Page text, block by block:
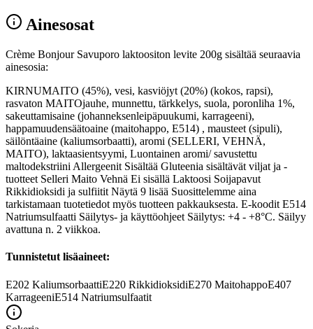
Ainesosat
Crème Bonjour Savuporo laktoositon levite 200g sisältää seuraavia
ainesosia:
KIRNUMAITO (45%), vesi, kasviöjyt (20%) (kokos, rapsi),
rasvaton MAITOjauhe, munnettu, tärkkelys, suola, poronliha 1%,
sakeuttamisaine (johanneksenleipäpuukumi, karrageeni),
happamuudensäätoaine (maitohappo, E514) , mausteet (sipuli),
säilöntäaine (kaliumsorbaatti), aromi (SELLERI, VEHNÄ,
MAITO), laktaasientsyymi, Luontainen aromi/ savustettu
maltodekstriini Allergeenit Sisältää Gluteenia sisältävät viljat ja -
tuotteet Selleri Maito Vehnä Ei sisällä Laktoosi Soijapavut
Rikkidioksidi ja sulfiitit Näytä 9 lisää Suosittelemme aina
tarkistamaan tuotetiedot myös tuotteen pakkauksesta. E-koodit E514
Natriumsulfaatti Säilytys- ja käyttöohjeet Säilytys: +4 - +8°C. Säilyy
avattuna n. 2 viikkoa.
Tunnistetut lisäaineet:
E202 KaliumsorbaattiE220 RikkidioksidiE270 MaitohappoE407
KarrageeniE514 Natriumsulfaatit